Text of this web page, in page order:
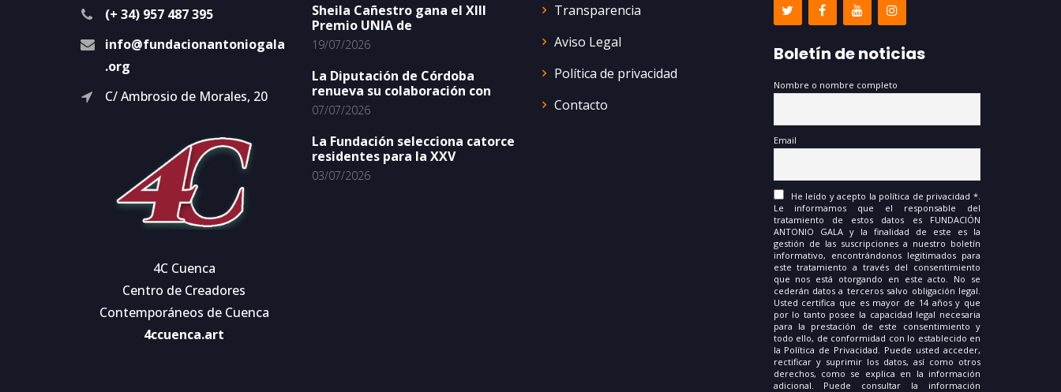
(+ 34) 957 487 395
info@fundacionantoniogala
.org
C/ Ambrosio de Morales, 20
4C Cuenca
Centro de Creadores
Contemporáneos de Cuenca
4ccuenca.art
Sheila Cañestro gana el XIII
Premio UNIA de
19/07/2026
La Diputación de Córdoba
renueva su colaboración con
07/07/2026
La Fundación selecciona catorce
residentes para la XXV
03/07/2026
Transparencia
Aviso Legal
Política de privacidad
Contacto
Boletín de noticias
Nombre o nombre completo
Email
He leído y acepto la política de privacidad *.
Le informamos que el responsable del
tratamiento de estos datos es FUNDACIÓN
ANTONIO GALA y la finalidad de este es la
gestión de las suscripciones a nuestro boletín
informativo, encontrándonos legitimados para
este tratamiento a través del consentimiento
que nos está otorgando en este acto. No se
cederán datos a terceros salvo obligación legal.
Usted certifica que es mayor de 14 años y que
por lo tanto posee la capacidad legal necesaria
para la prestación de este consentimiento y
todo ello, de conformidad con lo establecido en
la Política de Privacidad. Puede usted acceder,
rectificar y suprimir los datos, así como otros
derechos, como se explica en la información
adicional. Puede consultar la información